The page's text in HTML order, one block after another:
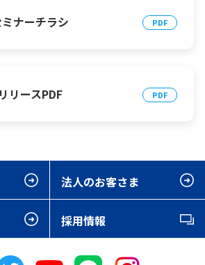
ナーチラシ
リリースPDF
法人のお客さま
採用情報